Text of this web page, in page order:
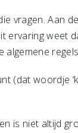
vragen. Aan
ervaring weet
algemene
(dat woordje
is niet altijd